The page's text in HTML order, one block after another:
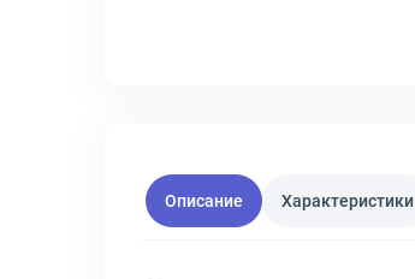
Описание Характеристики